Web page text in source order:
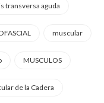
transversa aguda
muscular
MUSCULOS
de la Cadera